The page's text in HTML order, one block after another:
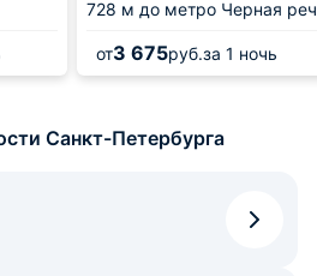
728 м до метро Черная
от3 675руб.за 1 ночь
Санкт-Петербурга